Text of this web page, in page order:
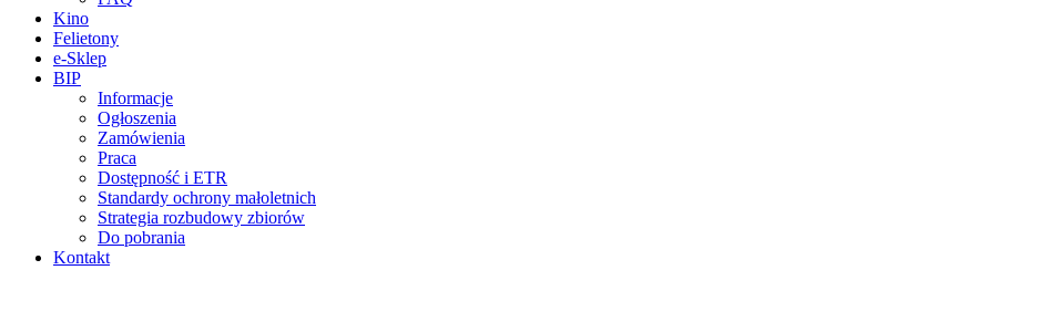
Kino
Felietony
e-Sklep
BIP
Informacje
Ogłoszenia
Zamówienia
Praca
Dostępność i ETR
Standardy ochrony małoletnich
Strategia rozbudowy zbiorów
Do pobrania
Kontakt